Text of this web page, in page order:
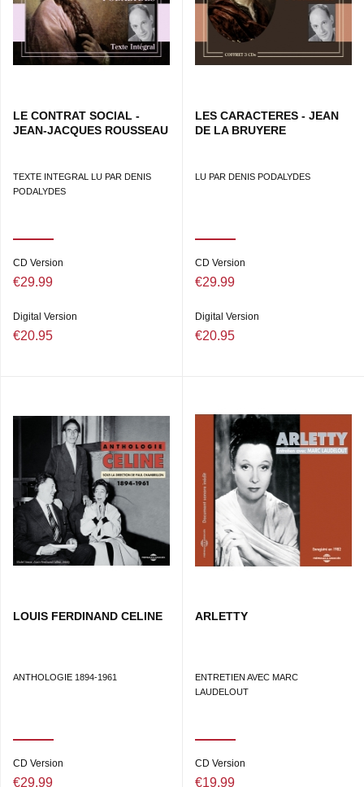
LE CONTRAT SOCIAL -
JEAN-JACQUES ROUSSEAU
TEXTE INTEGRAL LU PAR DENIS
PODALYDES
CD Version
€29.99
Digital Version
€20.95
LES CARACTERES - JEAN
DE LA BRUYERE
LU PAR DENIS PODALYDES
CD Version
€29.99
Digital Version
€20.95
LOUIS FERDINAND CELINE
ANTHOLOGIE 1894-1961
CD Version
€29.99
ARLETTY
ENTRETIEN AVEC MARC
LAUDELOUT
CD Version
€19.99